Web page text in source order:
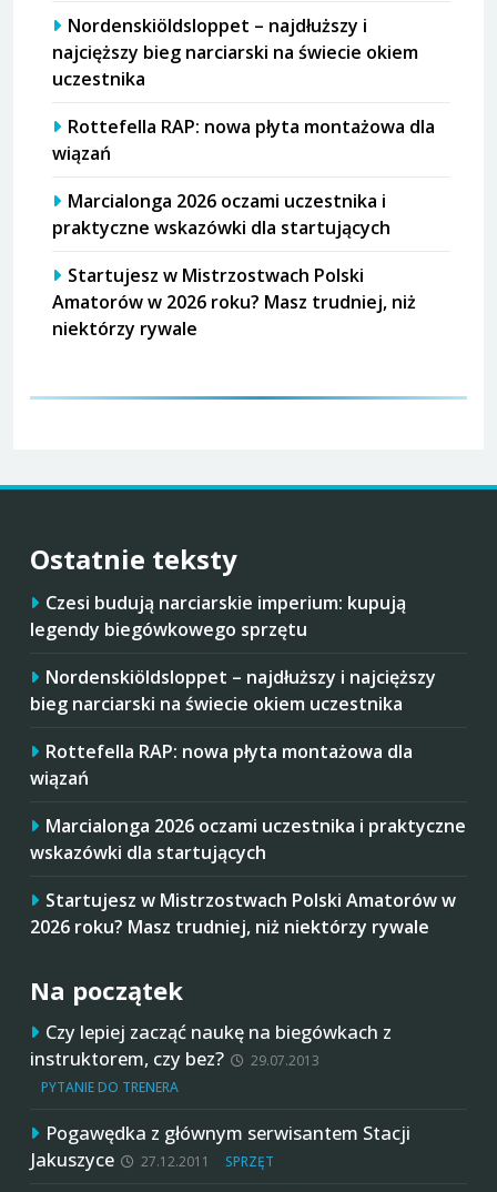
Nordenskiöldsloppet – najdłuższy i
najcięższy bieg narciarski na świecie okiem
uczestnika
Rottefella RAP: nowa płyta montażowa dla
wiązań
Marcialonga 2026 oczami uczestnika i
praktyczne wskazówki dla startujących
Startujesz w Mistrzostwach Polski
Amatorów w 2026 roku? Masz trudniej, niż
niektórzy rywale
Ostatnie teksty
Czesi budują narciarskie imperium: kupują
legendy biegówkowego sprzętu
Nordenskiöldsloppet – najdłuższy i najcięższy
bieg narciarski na świecie okiem uczestnika
Rottefella RAP: nowa płyta montażowa dla
wiązań
Marcialonga 2026 oczami uczestnika i praktyczne
wskazówki dla startujących
Startujesz w Mistrzostwach Polski Amatorów w
2026 roku? Masz trudniej, niż niektórzy rywale
Na początek
Czy lepiej zacząć naukę na biegówkach z
instruktorem, czy bez?
29.07.2013
PYTANIE DO TRENERA
Pogawędka z głównym serwisantem Stacji
Jakuszyce
27.12.2011 SPRZĘT